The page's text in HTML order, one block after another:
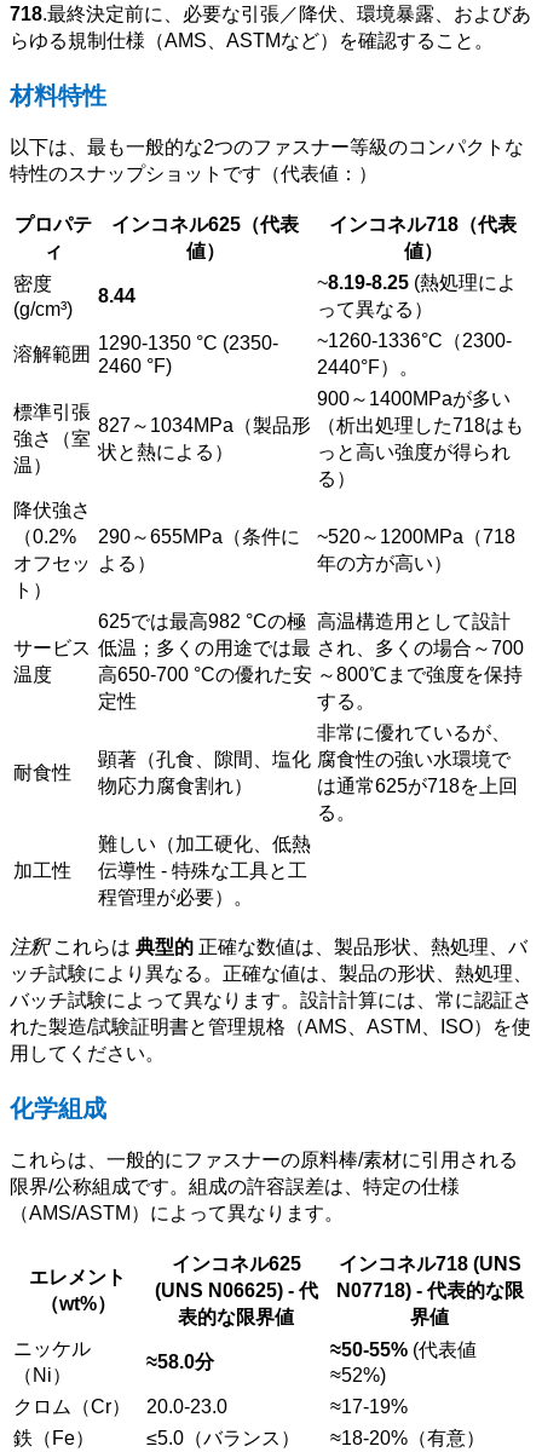
718.最終決定前に、必要な引張／降伏、環境暴露、およびあ
らゆる規制仕様（AMS、ASTMなど）を確認すること。
材料特性
以下は、最も一般的な2つのファスナー等級のコンパクトな
特性のスナップショットです（代表値：）
プロパテ
ィ
インコネル625（代表
値）
インコネル718（代表
値）
密度
(g/cm³)
8.44
~8.19-8.25 (熱処理によ
って異なる）
溶解範囲 1290-1350 °C (2350-
2460 °F)
~1260-1336°C（2300-
2440°F）。
標準引張
強さ（室
温）
827～1034MPa（製品形
状と熱による）
900～1400MPaが多い
（析出処理した718はも
っと高い強度が得られ
る）
降伏強さ
（0.2%
オフセッ
ト）
290～655MPa（条件に
よる）
~520～1200MPa（718
年の方が高い）
サービス
温度
625では最高982 °Cの極
低温；多くの用途では最
高650-700 °Cの優れた安
定性
高温構造用として設計
され、多くの場合～700
～800℃まで強度を保持
する。
耐食性
顕著（孔食、隙間、塩化
物応力腐食割れ）
非常に優れているが、
腐食性の強い水環境で
は通常625が718を上回
る。
加工性
難しい（加工硬化、低熱
伝導性 - 特殊な工具と工
程管理が必要）。
注釈これらは 典型的 正確な数値は、製品形状、熱処理、バ
ッチ試験により異なる。正確な値は、製品の形状、熱処理、
バッチ試験によって異なります。設計計算には、常に認証さ
れた製造/試験証明書と管理規格（AMS、ASTM、ISO）を使
用してください。
化学組成
これらは、一般的にファスナーの原料棒/素材に引用される
限界/公称組成です。組成の許容誤差は、特定の仕様
（AMS/ASTM）によって異なります。
エレメント
（wt%）
インコネル625
(UNS N06625) - 代
表的な限界値
インコネル718 (UNS
N07718) - 代表的な限
界値
ニッケル
（Ni）
≈58.0分
≈50-55% (代表値
≈52%)
クロム（Cr）
20.0-23.0
≈17-19%
鉄（Fe）
≤5.0（バランス） ≈18-20%（有意）